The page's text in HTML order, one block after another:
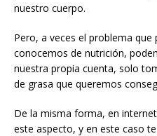
nuestro cuerpo.
Pero, a veces el problema
conocemos de nutrición,
nuestra propia cuenta, solo
de grasa que queremos
De la misma forma, en
este aspecto, y en este caso